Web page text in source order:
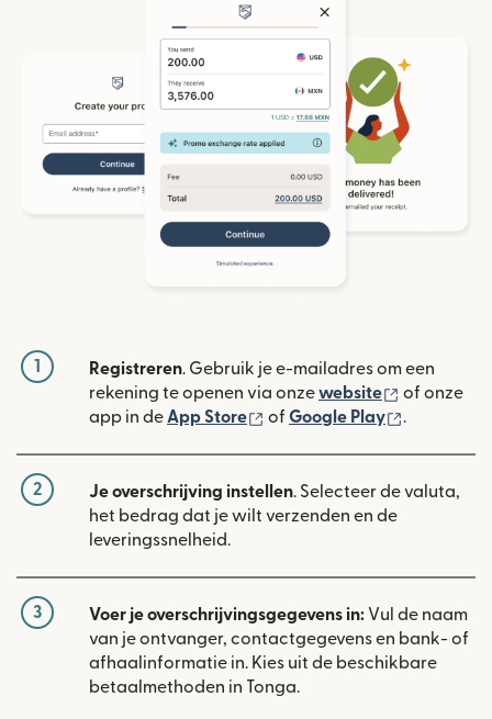
1 Registreren. Gebruik je e-mailadres om een
rekening te openen via onzewebsite (wordt
of onze
app in deApp Store (wordt geopend in een
of Google Play (wordt
.
2 Je overschrijving instellen. Selecteer de valuta,
het bedrag dat je wilt verzenden en de
leveringssnelheid.
3 Voer je overschrijvingsgegevens in: Vul de naam
van je ontvanger, contactgegevens en bank- of
afhaalinformatie in. Kies uit de beschikbare
betaalmethoden in Tonga.